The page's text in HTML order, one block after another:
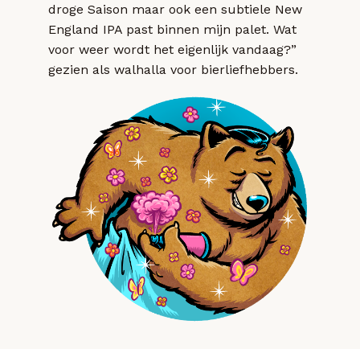
droge Saison maar ook een subtiele New
England IPA past binnen mijn palet. Wat
voor weer wordt het eigenlijk vandaag?”
gezien als walhalla voor bierliefhebbers.